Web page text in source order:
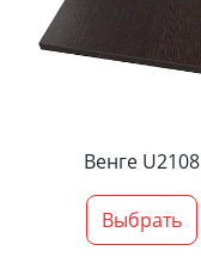
Венге U2108
Выбрать